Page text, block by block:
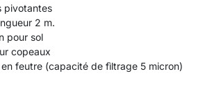
pivotantes
2 m.
pour sol
copeaux
feutre (capacité de fìltrage 5 micron)